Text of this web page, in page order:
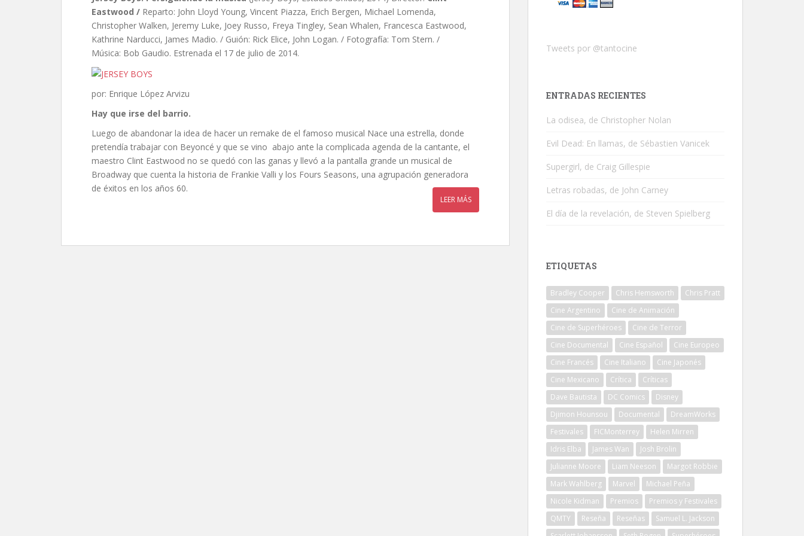
Eastwood / Reparto: John Lloyd Young, Vincent Piazza, Erich Bergen, Michael Lomenda,
Christopher Walken, Jeremy Luke, Joey Russo, Freya Tingley, Sean Whalen, Francesca Eastwood,
Kathrine Narducci, James Madio. / Guión: Rick Elice, John Logan. / Fotografía: Tom Stern. /
Música: Bob Gaudio. Estrenada el 17 de julio de 2014.
por: Enrique López Arvizu
Hay que irse del barrio.
Luego de abandonar la idea de hacer un remake de el famoso musical Nace una estrella, donde
pretendía trabajar con Beyoncé y que se vino abajo ante la complicada agenda de la cantante, el
maestro Clint Eastwood no se quedó con las ganas y llevó a la pantalla grande un musical de
Broadway que cuenta la historia de Frankie Valli y los Fours Seasons, una agrupación generadora
de éxitos en los años 60.
LEER MÁS
Tweets por @tantocine
ENTRADAS RECIENTES
La odisea, de Christopher Nolan
Evil Dead: En llamas, de Sébastien Vanicek
Supergirl, de Craig Gillespie
Letras robadas, de John Carney
El día de la revelación, de Steven Spielberg
ETIQUETAS
Bradley Cooper Chris Hemsworth
Chris Pratt
Cine Argentino
Cine de Animación
Cine de Superhéroes
Cine de Terror
Cine Documental
Cine Español
Cine Europeo
Cine Francés
Cine Italiano
Cine Japonés
Cine Mexicano
Crítica
Críticas
Dave Bautista
DC Comics
Disney
Djimon Hounsou
Documental
DreamWorks
Festivales
FICMonterrey
Helen Mirren
Idris Elba
James Wan
Josh Brolin
Julianne Moore
Liam Neeson
Margot Robbie
Mark Wahlberg
Marvel
Michael Peña
Nicole Kidman
Premios
Premios y Festivales
QMTY
Reseña Reseñas
Samuel L. Jackson